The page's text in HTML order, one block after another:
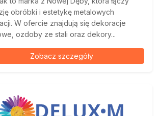
obróbki i estetykę metalowych
W ofercie znajdują się dekoracje
ozdoby ze stali oraz dekory...
Zobacz szczegóły